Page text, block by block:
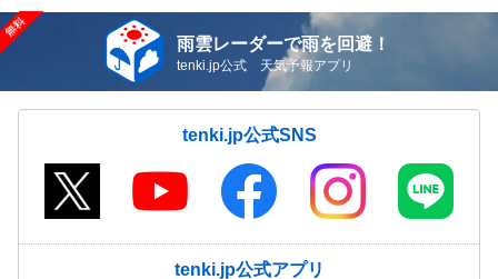
雨雲レーダーで雨を回避！
tenki.jp公式 天気予報アプリ
tenki.jp公式SNS
tenki.jp公式アプリ